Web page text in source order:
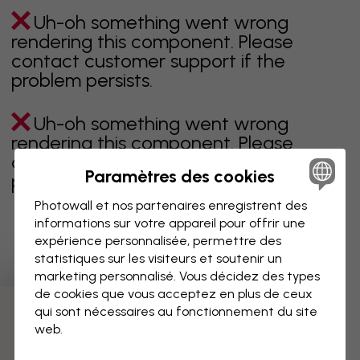
Uh-oh something went wrong
rendering this component. Please
contact customer support if the
problem persists.
Uh-oh something went wrong
rendering this component. Please
contact customer support if the
problem persists.
Page 1 sur 1 pages
Découvrez plus de catégories
Paramètres des cookies
Photowall et nos partenaires enregistrent des
informations sur votre appareil pour offrir une
expérience personnalisée, permettre des
statistiques sur les visiteurs et soutenir un
marketing personnalisé. Vous décidez des types
de cookies que vous acceptez en plus de ceux
qui sont nécessaires au fonctionnement du site
web.